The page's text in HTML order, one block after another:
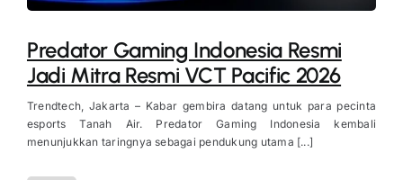
Predator Gaming Indonesia Resmi
Jadi Mitra Resmi VCT Pacific 2026
Trendtech, Jakarta – Kabar gembira datang untuk para pecinta
esports Tanah Air. Predator Gaming Indonesia kembali
menunjukkan taringnya sebagai pendukung utama [...]